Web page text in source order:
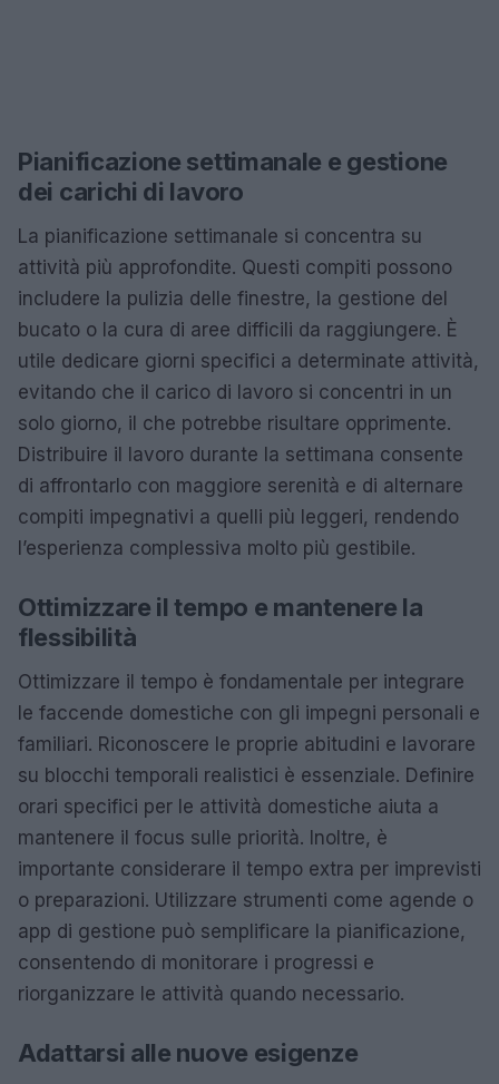
Pianificazione settimanale e gestione
dei carichi di lavoro
La pianificazione settimanale si concentra su
attività più approfondite. Questi compiti possono
includere la pulizia delle finestre, la gestione del
bucato o la cura di aree difficili da raggiungere. È
utile dedicare giorni specifici a determinate attività,
evitando che il carico di lavoro si concentri in un
solo giorno, il che potrebbe risultare opprimente.
Distribuire il lavoro durante la settimana consente
di affrontarlo con maggiore serenità e di alternare
compiti impegnativi a quelli più leggeri, rendendo
l’esperienza complessiva molto più gestibile.
Ottimizzare il tempo e mantenere la
flessibilità
Ottimizzare il tempo è fondamentale per integrare
le faccende domestiche con gli impegni personali e
familiari. Riconoscere le proprie abitudini e lavorare
su blocchi temporali realistici è essenziale. Definire
orari specifici per le attività domestiche aiuta a
mantenere il focus sulle priorità. Inoltre, è
importante considerare il tempo extra per imprevisti
o preparazioni. Utilizzare strumenti come agende o
app di gestione può semplificare la pianificazione,
consentendo di monitorare i progressi e
riorganizzare le attività quando necessario.
Adattarsi alle nuove esigenze